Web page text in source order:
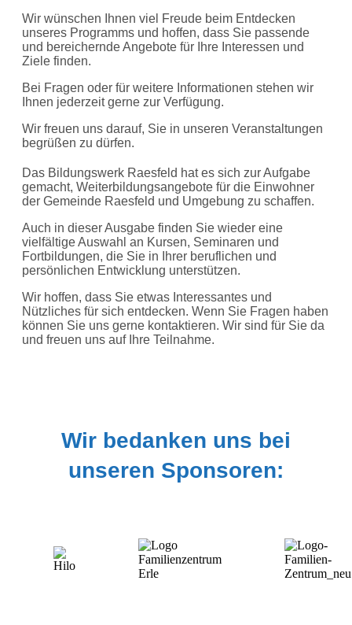
Wir wünschen Ihnen viel Freude beim Entdecken
unseres Programms und hoffen, dass Sie passende
und bereichernde Angebote für Ihre Interessen und
Ziele finden.
Bei Fragen oder für weitere Informationen stehen wir
Ihnen jederzeit gerne zur Verfügung.
Wir freuen uns darauf, Sie in unseren Veranstaltungen
begrüßen zu dürfen.
Das Bildungswerk Raesfeld hat es sich zur Aufgabe
gemacht, Weiterbildungsangebote für die Einwohner
der Gemeinde Raesfeld und Umgebung zu schaffen.
Auch in dieser Ausgabe finden Sie wieder eine
vielfältige Auswahl an Kursen, Seminaren und
Fortbildungen, die Sie in Ihrer beruflichen und
persönlichen Entwicklung unterstützen.
Wir hoffen, dass Sie etwas Interessantes und
Nützliches für sich entdecken. Wenn Sie Fragen haben
können Sie uns gerne kontaktieren. Wir sind für Sie da
und freuen uns auf Ihre Teilnahme.
Wir bedanken uns bei
unseren Sponsoren: